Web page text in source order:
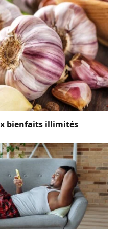
bienfaits illimités